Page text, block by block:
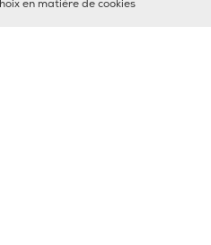
en matière de cookies